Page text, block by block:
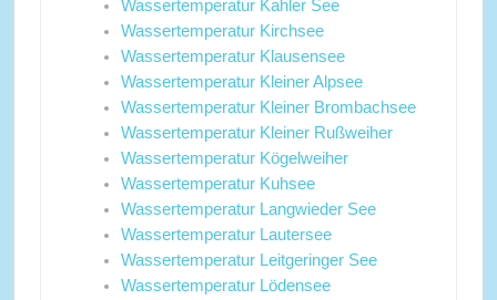
Wassertemperatur Kahler See
Wassertemperatur Kirchsee
Wassertemperatur Klausensee
Wassertemperatur Kleiner Alpsee
Wassertemperatur Kleiner Brombachsee
Wassertemperatur Kleiner Rußweiher
Wassertemperatur Kögelweiher
Wassertemperatur Kuhsee
Wassertemperatur Langwieder See
Wassertemperatur Lautersee
Wassertemperatur Leitgeringer See
Wassertemperatur Lödensee